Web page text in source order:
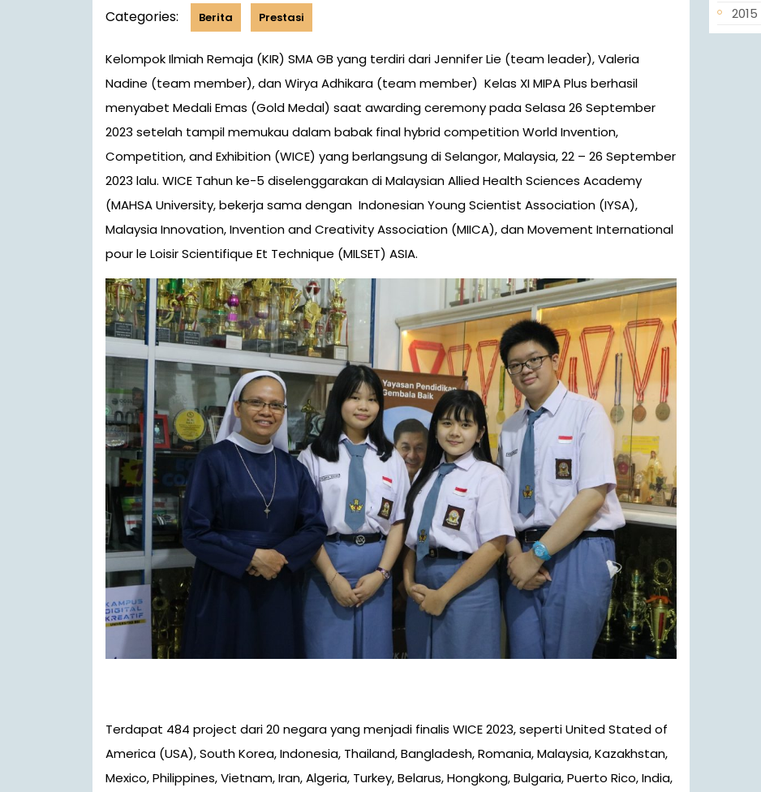
Categories: Berita Prestasi
Kelompok Ilmiah Remaja (KIR) SMA GB yang terdiri dari Jennifer Lie (team leader), Valeria
Nadine (team member), dan Wirya Adhikara (team member) Kelas XI MIPA Plus berhasil
menyabet Medali Emas (Gold Medal) saat awarding ceremony pada Selasa 26 September
2023 setelah tampil memukau dalam babak final hybrid competition World Invention,
Competition, and Exhibition (WICE) yang berlangsung di Selangor, Malaysia, 22 – 26 September
2023 lalu. WICE Tahun ke-5 diselenggarakan di Malaysian Allied Health Sciences Academy
(MAHSA University, bekerja sama dengan Indonesian Young Scientist Association (IYSA),
Malaysia Innovation, Invention and Creativity Association (MIICA), dan Movement International
pour le Loisir Scientifique Et Technique (MILSET) ASIA.
Terdapat 484 project dari 20 negara yang menjadi finalis WICE 2023, seperti United Stated of
America (USA), South Korea, Indonesia, Thailand, Bangladesh, Romania, Malaysia, Kazakhstan,
Mexico, Philippines, Vietnam, Iran, Algeria, Turkey, Belarus, Hongkong, Bulgaria, Puerto Rico, India,
2015